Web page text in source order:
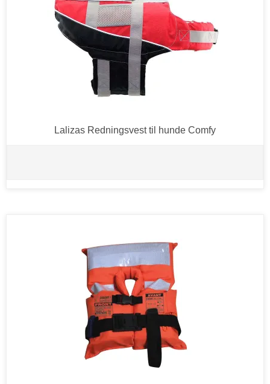
Lalizas Redningsvest til hunde Comfy